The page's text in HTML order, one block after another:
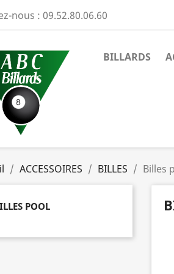
nous : 09.52.80.06.60
BILLARDS
ACCESSOIRES BILLES Billes
POOL